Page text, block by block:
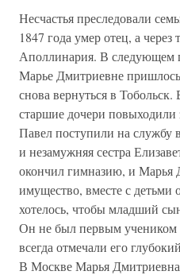
Несчастья преследовали
1847 года умер отец, а
Аполлинария. В следующем
Марье Дмитриевне
снова вернуться в Тобольск.
старшие дочери
Павел поступили на службу
и незамужняя сестра
окончил гимназию, и Марья
имущество, вместе с детьми
хотелось, чтобы младший
Он не был первым учеником
всегда отмечали его
В Москве Марья Дмитриевна